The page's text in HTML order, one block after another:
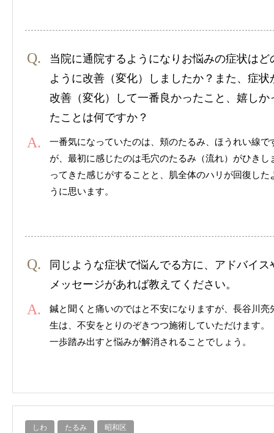
当院に通院するようになりお悩みの症状はど
ように改善（変化）しましたか？また、症状
改善（変化）して一番良かったこと、嬉しか
たことは何ですか？
一番気になっていたのは、頬のたるみ、ほうれい線で
が、最初に感じたのは毛穴のたるみ（流れ）がひきし
ってきた感じがすることと、肌全体のハリが回復した
うに思います。
同じような症状で悩んでる方に、アドバイス
メッセージがあれば教えてください。
鍼と聞くと痛いのではと不安になりますが、長谷川亮
生は、不安をとりのぞきつつ施術していただけます。
一歩踏み出すと悩みが解消されることでしょう。
しわ たるみ 昭和区